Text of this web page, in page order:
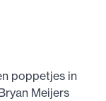
poppetjes in
Meijers